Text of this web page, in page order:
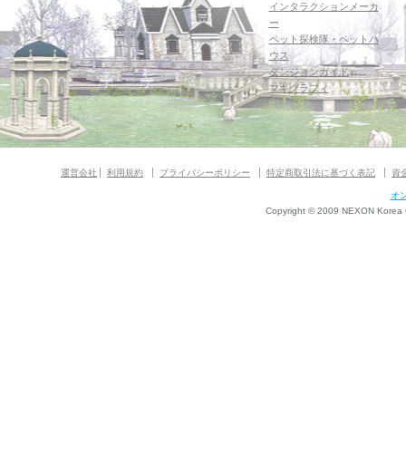
インタラクションメーカ
ー
ペット探検隊・ペットハ
ウス
ダンジョンガイド
マギグラフィ
運営会社 利用規約 プライバシーポリシー 特定商取引法に基づく表記 資
オ
Copyright © 2009 NEXON Korea